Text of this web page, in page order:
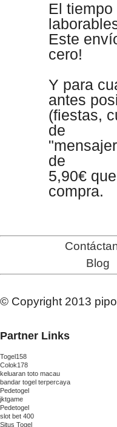
El
Este
cero!
Y para
antes
(fiestas,
de
de
5,90€
compra.
Blog
© Copyright 2013
Partner Links
Togel158
Colok178
keluaran toto macau
bandar togel terpercaya
Pedetogel
jktgame
Pedetogel
slot bet 400
Situs Togel